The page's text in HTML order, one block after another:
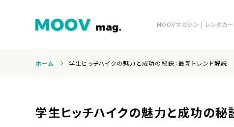
MOOVマガジン | レンタカ
ホーム
ホーム 学生ヒッチハイクの魅力と成功の秘訣：最新トレンド解説
学生ヒッチハイクの魅力と成功の秘